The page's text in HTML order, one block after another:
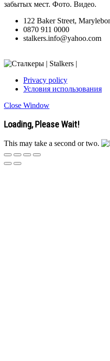
забытых мест. Фото. Видео.
122 Baker Street,
0870 911 0000
stalkers.info@yahoo.com
Privacy policy
Условия использования
Close Window
Loading, Please Wait!
This may take a second or two.